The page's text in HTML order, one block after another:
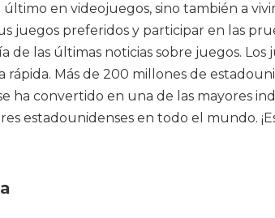
en videojuegos, sino también a
juegos preferidos y participar en las
de las últimas noticias sobre juegos.
Más de 200 millones de
ha convertido en una de las mayores
estadounidenses en todo el mundo.